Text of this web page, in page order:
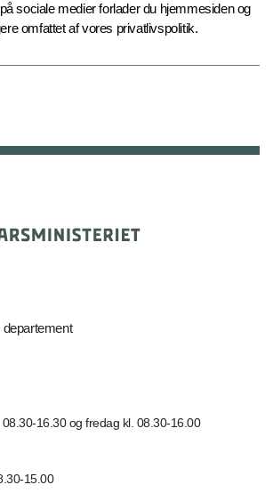
sociale medier forlader du hjemmesiden og
omfattet af vores privatlivspolitik.
16.30 og fredag kl. 08.30-16.00
15.00